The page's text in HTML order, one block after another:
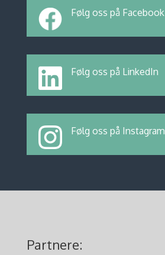
Følg oss på Facebook
Følg oss på LinkedIn
Følg oss på Instagram
Partnere: